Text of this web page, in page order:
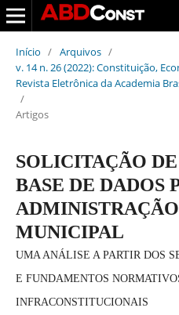
Início / Arquivos /
v. 14 n. 26 (2022): Constituição,
Revista Eletrônica da Academia
/
Artigos
SOLICITAÇÃO
BASE DE DADOS
MUNICIPAL
UMA ANÁLISE A PARTIR DOS
E FUNDAMENTOS
INFRACONSTITUCIONAIS